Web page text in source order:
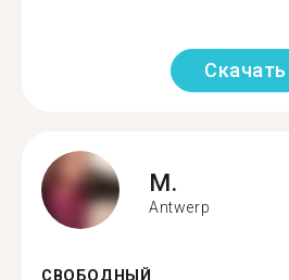
M.
Antwerp
СВОБОДНЫЙ